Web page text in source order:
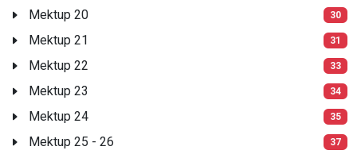
Mektup 20 30
Mektup 21 31
Mektup 22 33
Mektup 23 34
Mektup 24 35
Mektup 25 - 26 37